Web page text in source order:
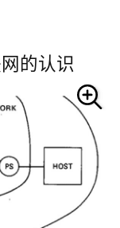
的认识